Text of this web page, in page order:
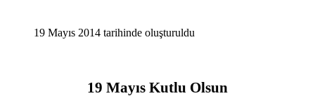
19 Mayıs 2014 tarihinde oluşturuldu
19 Mayıs Kutlu Olsun